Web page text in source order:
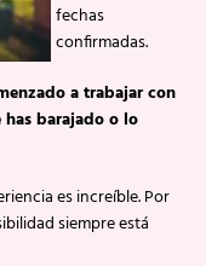
fechas
confirmadas.
a trabajar con
barajado o lo
es increíble. Por
siempre está